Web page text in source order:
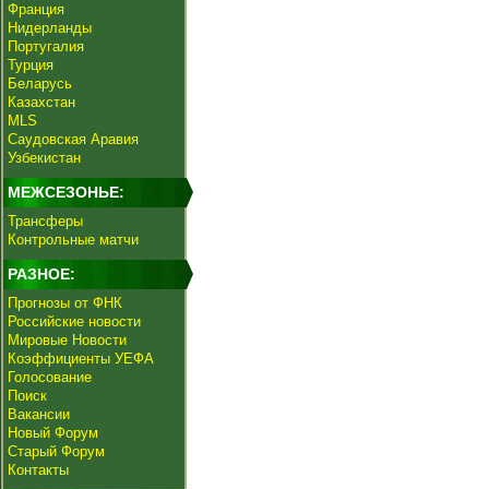
Франция
Нидерланды
Португалия
Турция
Беларусь
Казахстан
MLS
Саудовская Аравия
Узбекистан
МЕЖСЕЗОНЬЕ:
Трансферы
Контрольные матчи
РАЗНОЕ:
Прогнозы от ФНК
Российские новости
Мировые Новости
Коэффициенты УЕФА
Голосование
Поиск
Вакансии
Новый Форум
Старый Форум
Контакты